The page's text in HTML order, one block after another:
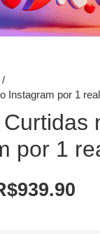
/
Instagram por 1 real
por 1
939.90